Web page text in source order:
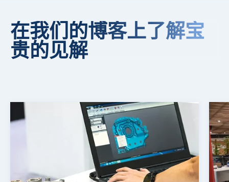
在我们的博客上了解宝
贵的见解